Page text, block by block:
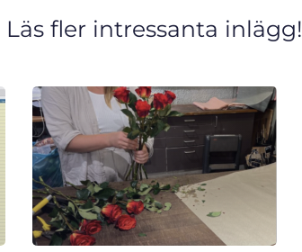
Läs fler intressanta inlägg!